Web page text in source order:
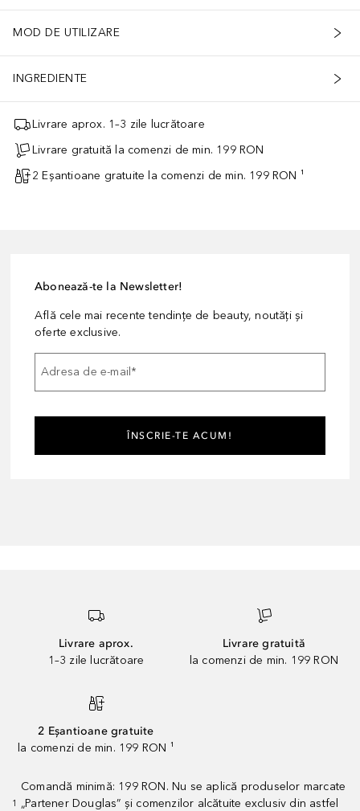
MOD DE UTILIZARE
INGREDIENTE
Livrare aprox. 1–3 zile lucrătoare
Livrare gratuită la comenzi de min. 199 RON
2 Eșantioane gratuite la comenzi de min. 199 RON ¹
Abonează-te la Newsletter!
Află cele mai recente tendințe de beauty, noutăți și
oferte exclusive.
Adresa de e-mail*
ÎNSCRIE-TE ACUM!
Livrare aprox.
1–3 zile lucrătoare
Livrare gratuită
la comenzi de min. 199 RON
2 Eșantioane gratuite
la comenzi de min. 199 RON ¹
1
Comandă minimă: 199 RON. Nu se aplică produselor marcate
„Partener Douglas” și comenzilor alcătuite exclusiv din astfel